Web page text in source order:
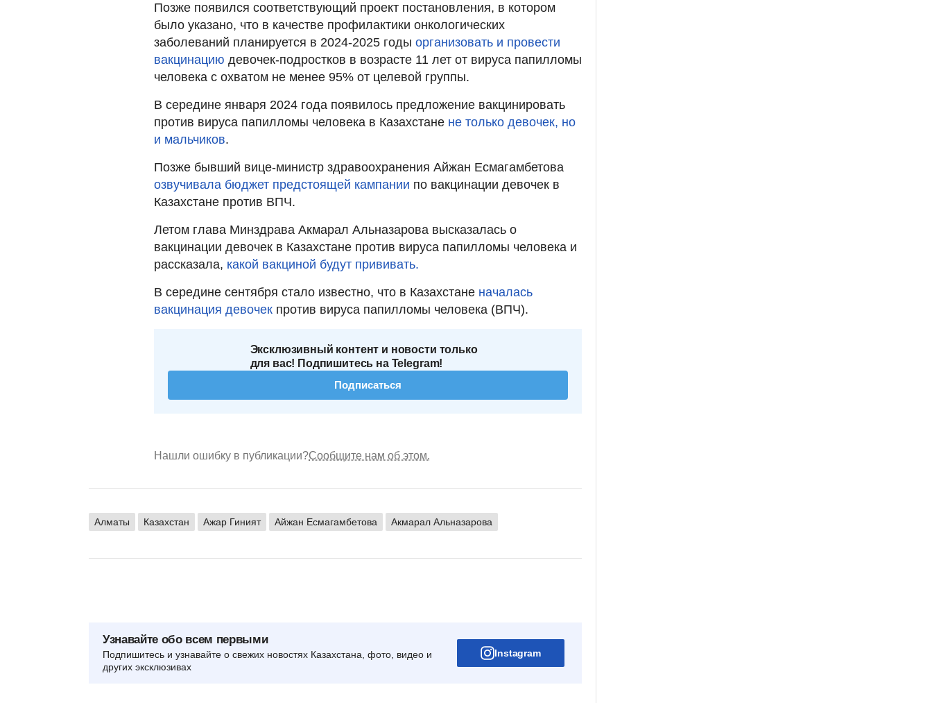
Позже появился соответствующий проект постановления, в котором
было указано, что в качестве профилактики онкологических
заболеваний планируется в 2024-2025 годы организовать и провести
вакцинацию девочек-подростков в возрасте 11 лет от вируса папилломы
человека с охватом не менее 95% от целевой группы.
В середине января 2024 года появилось предложение вакцинировать
против вируса папилломы человека в Казахстане не только девочек, но
и мальчиков.
Позже бывший вице-министр здравоохранения Айжан Есмагамбетова
озвучивала бюджет предстоящей кампании по вакцинации девочек в
Казахстане против ВПЧ.
Летом глава Минздрава Акмарал Альназарова высказалась о
вакцинации девочек в Казахстане против вируса папилломы человека и
рассказала, какой вакциной будут прививать.
В середине сентября стало известно, что в Казахстане началась
вакцинация девочек против вируса папилломы человека (ВПЧ).
Эксклюзивный контент и новости только
для вас! Подпишитесь на Telegram!
Подписаться
Нашли ошибку в публикации?Сообщите нам об этом.
Алматы Казахстан Ажар Гиният Айжан Есмагамбетова Акмарал Альназарова
Узнавайте обо всем первыми
Подпишитесь и узнавайте о свежих новостях Казахстана, фото, видео и
других эксклюзивах
Instagram